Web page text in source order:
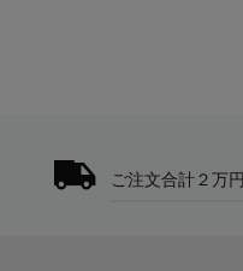
ご注文合計２万円